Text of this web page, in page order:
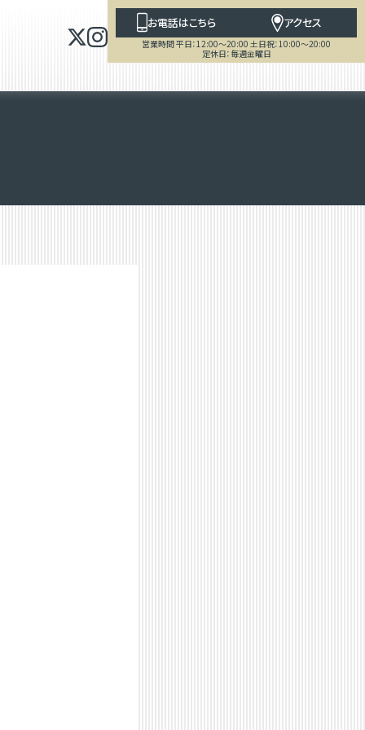
お電話はこちら アクセス
営業時間 平日：12:00～20:00 土日祝：10:00～20:00
定休日：毎週金曜日